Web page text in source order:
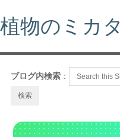
植物のミカタ
ブログ内検索 ：